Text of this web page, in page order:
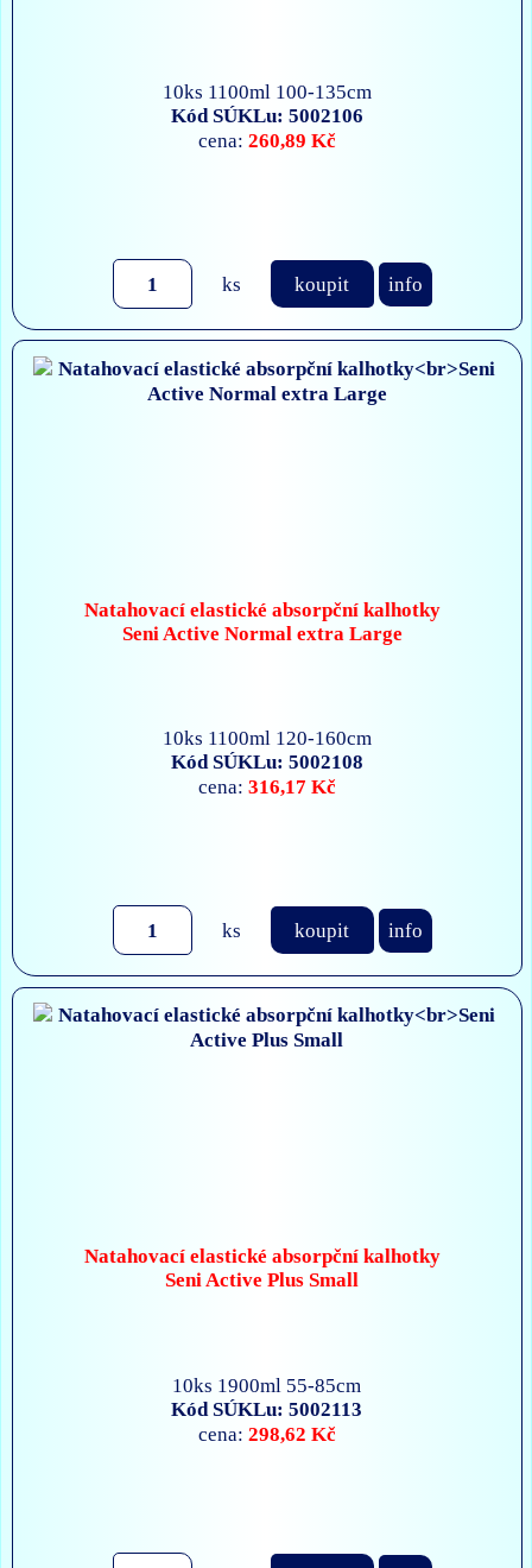
10ks 1100ml 100-135cm
Kód SÚKLu: 5002106
cena: 260,89 Kč
ks koupit info
Natahovací elastické absorpční kalhotky
Seni Active Normal extra Large
10ks 1100ml 120-160cm
Kód SÚKLu: 5002108
cena: 316,17 Kč
ks koupit info
Natahovací elastické absorpční kalhotky
Seni Active Plus Small
10ks 1900ml 55-85cm
Kód SÚKLu: 5002113
cena: 298,62 Kč